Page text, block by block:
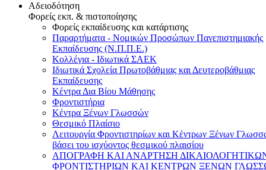
Αδειοδότηση
Φορείς εκπ. & πιστοποίησης
Φορείς εκπαίδευσης και κατάρτισης
Παραρτήματα - Νομικών Προσώπων Πανεπιστημιακής
Εκπαίδευσης (Ν.Π.Π.Ε.)
Κολλέγια - Ιδιωτικά ΣΑΕΚ
Ιδιωτικά Σχολεία Πρωτοβάθμιας και Δευτεροβάθμιας
Εκπαίδευσης
Κέντρα Δια Βίου Μάθησης
Φροντιστήρια
Κέντρα Ξένων Γλωσσών
Θεσμικό Πλαίσιο
Λειτουργία Φροντιστηρίων και Κέντρων Ξένων
βάσει του ισχύοντος θεσμικού πλαισίου
ΑΠΟΓΡΑΦΗ ΚΑΙ ΑΝΑΡΤΗΣΗ
ΦΡΟΝΤΙΣΤΗΡΙΩΝ ΚΑΙ ΚΕΝΤΡΩΝ ΞΕΝΩΝ